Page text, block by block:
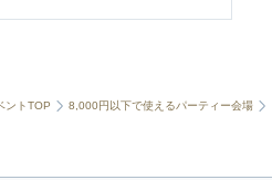
ントTOP 8,000円以下で使えるパーティー会場